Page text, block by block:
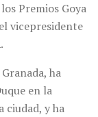
Premios Goya
vicepresidente
.
ha
en la
ciudad, y ha